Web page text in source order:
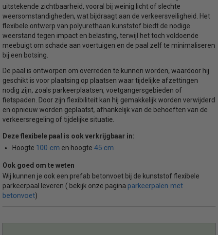
uitstekende zichtbaarheid, vooral bij weinig licht of slechte
weersomstandigheden, wat bijdraagt aan de verkeersveiligheid. Het
flexibele ontwerp van polyurethaan kunststof biedt de nodige
weerstand tegen impact en belasting, terwijl het toch voldoende
meebuigt om schade aan voertuigen en de paal zelf te minimaliseren
bij een botsing.
De paal is ontworpen om overreden te kunnen worden, waardoor hij
geschikt is voor plaatsing op plaatsen waar tijdelijke afzettingen
nodig zijn, zoals parkeerplaatsen, voetgangersgebieden of
fietspaden. Door zijn flexibiliteit kan hij gemakkelijk worden verwijderd
en opnieuw worden geplaatst, afhankelijk van de behoeften van de
verkeersregeling of tijdelijke situatie.
Deze flexibele paal is ook verkrijgbaar in:
Hoogte 100 cm en hoogte 45 cm
Ook goed om te weten
Wij kunnen je ook een prefab betonvoet bij de kunststof flexibele
parkeerpaal leveren ( bekijk onze pagina parkeerpalen met
betonvoet)